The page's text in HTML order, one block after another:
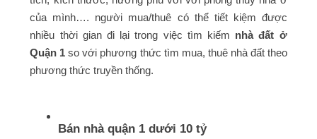
của mình…. người mua/thuê có thể tiết kiệm được
nhiều thời gian đi lại trong việc tìm kiếm nhà đất ở
Quận 1 so với phương thức tìm mua, thuê nhà đất theo
phương thức truyền thống.
Bán nhà quận 1 dưới 10 tỷ